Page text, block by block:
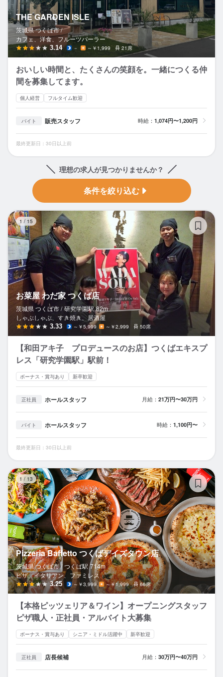
THE GARDEN ISLE
茨城県 つくば市 /
カフェ、洋食、フルーツパーラー
3.14 － ～￥1,999 21席
おいしい時間と、たくさんの笑顔を。一緒につくる仲
間を募集してます。
個人経営 フルタイム歓迎
バイト 販売スタッフ 時給： 1,074円〜1,200円
最終更新日：30日以上前
理想の求人が見つかりませんか？
条件を絞り込む
1 / 15
お菜屋 わだ家 つくば店
茨城県 つくば市 / 研究学園駅 82m
しゃぶしゃぶ、すき焼き、居酒屋
3.33 ～￥5,999 ～￥2,999 50席
【和田アキ子 プロデュースのお店】つくばエキスプ
レス「研究学園駅」駅前！
ボーナス・賞与あり 新卒歓迎
正社員 ホールスタッフ 月給： 21万円〜30万円
バイト ホールスタッフ 時給： 1,100円〜
最終更新日：30日以上前
1 / 13
Pizzeria Baffetto つくばデイズタウン店
茨城県 つくば市 / つくば駅 714m
ピザ、イタリアン、ファミレス
3.25 ～￥3,999 ～￥1,999 66席
【本格ピッツェリア＆ワイン】オープニングスタッフ
ピザ職人・正社員・アルバイト大募集
ボーナス・賞与あり シニア・ミドル活躍中 新卒歓迎
正社員 店長候補 月給： 30万円〜40万円